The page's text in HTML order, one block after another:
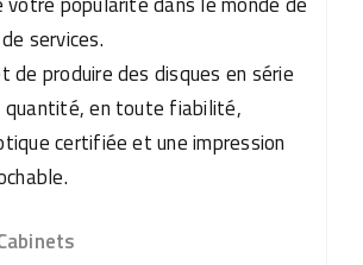
services.
de produire des disques en série
quantité, en toute fiabilité,
certifiée et une impression